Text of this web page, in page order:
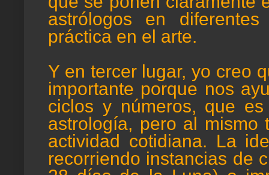
astrólogos en
práctica en el arte.
Y en tercer lugar, yo creo
importante porque nos
ciclos y números, que
astrología, pero al mismo
actividad cotidiana. La
recorriendo instancias de